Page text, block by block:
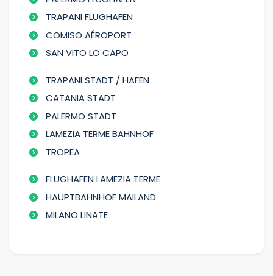
TRAPANI FLUGHAFEN
COMISO AÉROPORT
SAN VITO LO CAPO
TRAPANI STADT / HAFEN
CATANIA STADT
PALERMO STADT
LAMEZIA TERME BAHNHOF
TROPEA
FLUGHAFEN LAMEZIA TERME
HAUPTBAHNHOF MAILAND
MILANO LINATE